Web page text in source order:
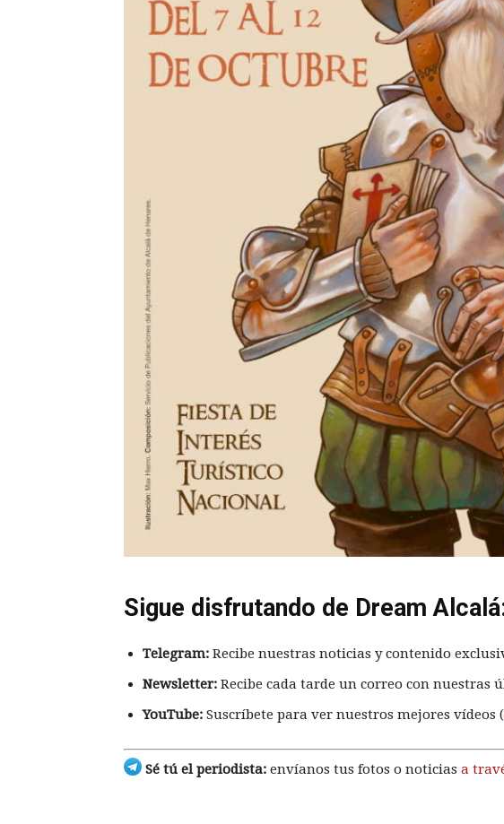
Sigue disfrutando de Dream
Telegram: Recibe nuestras noticias y contenido
Newsletter: Recibe cada tarde un correo con nuestras
YouTube: Suscríbete para ver nuestros mejores vídeos (
Sé tú el periodista: envíanos tus fotos o noticias a